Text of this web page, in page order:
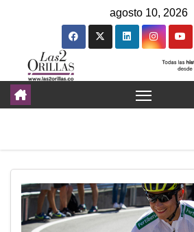
agosto 10, 2026